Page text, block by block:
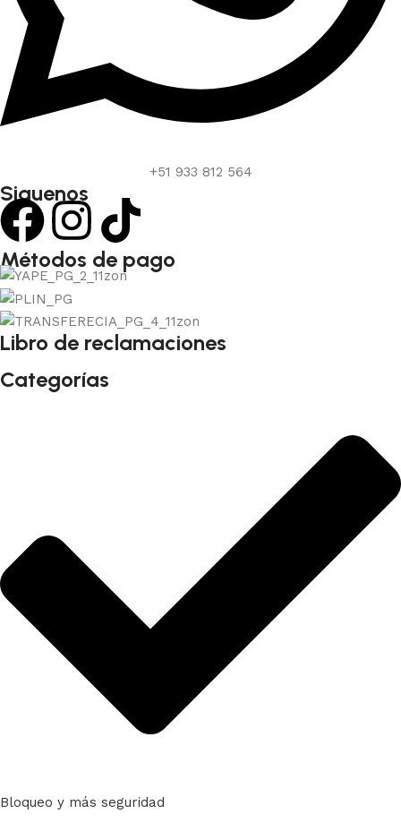
+51 933 812 564
Siguenos
Métodos de pago
Libro de reclamaciones
Categorías
Bloqueo y más seguridad